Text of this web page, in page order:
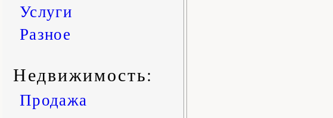
Услуги
Разное
Недвижимость:
Продажа